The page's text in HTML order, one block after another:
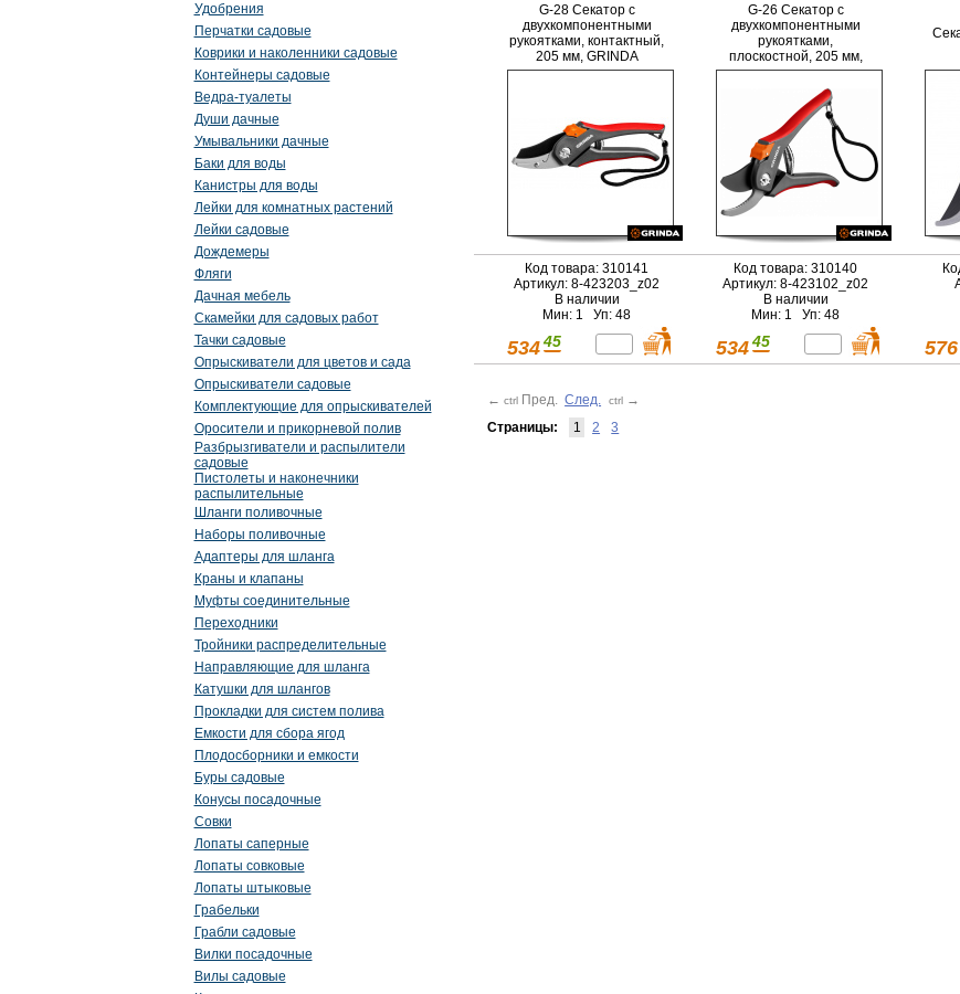
Удобрения
Перчатки садовые
Коврики и наколенники садовые
Контейнеры садовые
Ведра-туалеты
Души дачные
Умывальники дачные
Баки для воды
Канистры для воды
Лейки для комнатных растений
Лейки садовые
Дождемеры
Фляги
Дачная мебель
Скамейки для садовых работ
Тачки садовые
Опрыскиватели для цветов и сада
Опрыскиватели садовые
Комплектующие для опрыскивателей
Оросители и прикорневой полив
Разбрызгиватели и распылители
садовые
Пистолеты и наконечники
распылительные
Шланги поливочные
Наборы поливочные
Адаптеры для шланга
Краны и клапаны
Муфты соединительные
Переходники
Тройники распределительные
Направляющие для шланга
Катушки для шлангов
Прокладки для систем полива
Емкости для сбора ягод
Плодосборники и емкости
Буры садовые
Конусы посадочные
Совки
Лопаты саперные
Лопаты совковые
Лопаты штыковые
Грабельки
Грабли садовые
Вилки посадочные
Вилы садовые
G-28 Секатор с
двухкомпонентными
рукоятками, контактный,
205 мм, GRINDA
Код товара: 310141
Артикул: 8-423203_z02
В наличии
Мин: 1 Уп: 48
534 45
G-26 Секатор с
двухкомпонентными
рукоятками,
плоскостной, 205 мм,
GRINDA
Код товара: 310140
Артикул: 8-423102_z02
В наличии
Мин: 1 Уп: 48
534 45 576
← ctrl Пред. След. ctrl →
Страницы:
1 2 3